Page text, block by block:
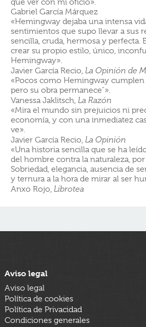
que ver con mi oficio».
Gabriel García Márquez
«Hemingway dejaba una intensa
sentimientos que supo llevar a sus
sencilla, cruda, hermosa y
crear su propio estilo, único,
Hemingway».
Javier García Recio, La Opinión de
«Pocos como Hemingway
pero su obra permanece"».
Vanessa Jaklitsch, La Razón
«Mira el mundo sin prejuicios ni
economía, y con una inmediatez
ve».
Javier García Recio, La Opinión
«Una historia sencilla que se ha
del hombre contra la naturaleza,
Sobriedad, elegancia, ausencia de
y ternura a la hora de mirar al ser
Anxo Rojo, Librotea
Aviso legal
Aviso legal
Política de cookies
Política de Privacidad
Condiciones generales